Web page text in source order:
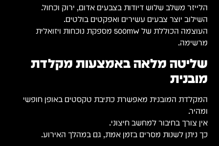
הלייזר משלב שלוש דיודות בצבעים אדום, ירוק וכחול.
השילוב יוצר צבעים עשירים ואפקטים בולטים.
העוצמה הכוללת של 500mW מספקת נוכחות ויזואלית
מרשימה.
שליטה מלאה באמצעות מקלדת
מובנית
המקלדת המובנית מאפשרת כתיבת טקסטים באופן חופשי
ומהיר.
אין צורך בחיבור למחשב חיצוני.
כך ניתן לשנות מסרים בזמן אמת, גם במהלך האירוע.